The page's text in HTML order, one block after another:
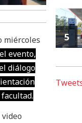
miércoles
evento,
diálogo
5